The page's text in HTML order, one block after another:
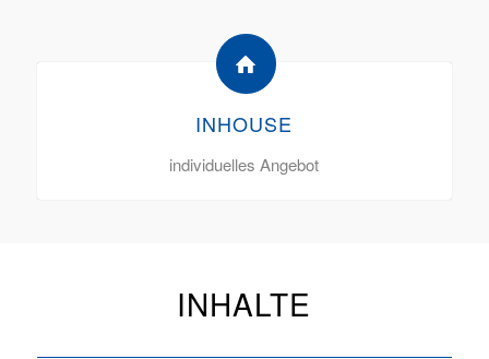
INHOUSE
individuelles Angebot
INHALTE